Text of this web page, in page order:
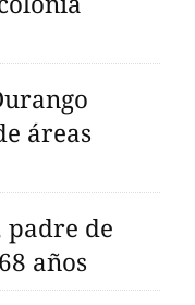
áreas
padre de
años